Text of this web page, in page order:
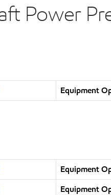
Power
Equipment
Equipment
Equipment